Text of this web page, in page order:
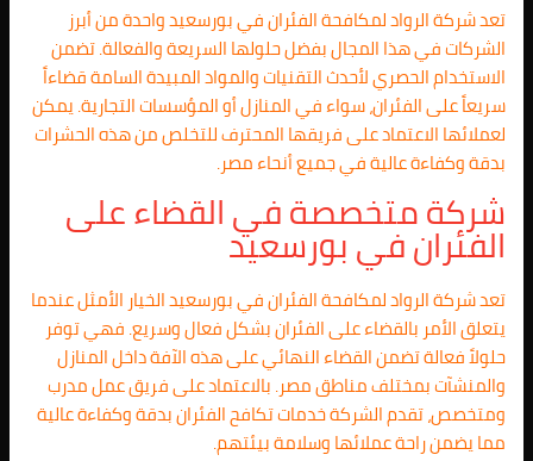
تعد شركة الرواد لمكافحة الفئران في بورسعيد واحدة من أبرز
الشركات في هذا المجال بفضل حلولها السريعة والفعالة. تضمن
الاستخدام الحصري لأحدث التقنيات والمواد المبيدة السامة قضاءاً
سريعاً على الفئران، سواء في المنازل أو المؤسسات التجارية. يمكن
لعملائها الاعتماد على فريقها المحترف للتخلص من هذه الحشرات
بدقة وكفاءة عالية في جميع أنحاء مصر.
شركة متخصصة في القضاء على
الفئران في بورسعيد
تعد شركة الرواد لمكافحة الفئران في بورسعيد الخيار الأمثل عندما
يتعلق الأمر بالقضاء على الفئران بشكل فعال وسريع. فهي توفر
حلولاً فعالة تضمن القضاء النهائي على هذه الآفة داخل المنازل
والمنشآت بمختلف مناطق مصر. بالاعتماد على فريق عمل مدرب
ومتخصص، تقدم الشركة خدمات تكافح الفئران بدقة وكفاءة عالية
مما يضمن راحة عملائها وسلامة بيئتهم.